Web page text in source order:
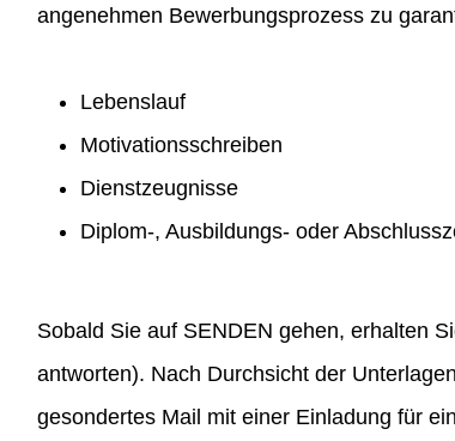
angenehmen Bewerbungsprozess zu
Lebenslauf
Motivationsschreiben
Dienstzeugnisse
Diplom-, Ausbildungs- oder
Sobald Sie auf SENDEN gehen, erhalten
antworten). Nach Durchsicht der
gesondertes Mail mit einer Einladung für